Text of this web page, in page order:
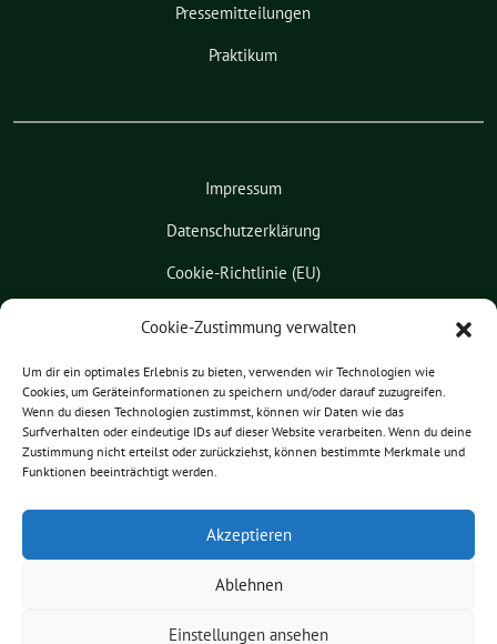
Cookie-Zustimmung verwalten
Um dir ein optimales Erlebnis zu bieten, verwenden wir Technologien wie
Cookies, um Geräteinformationen zu speichern und/oder darauf zuzugreifen.
Wenn du diesen Technologien zustimmst, können wir Daten wie das
Surfverhalten oder eindeutige IDs auf dieser Website verarbeiten. Wenn du deine
Zustimmung nicht erteilst oder zurückziehst, können bestimmte Merkmale und
Funktionen beeinträchtigt werden.
Akzeptieren
Ablehnen
Einstellungen ansehen
Pressemitteilungen
Praktikum
Impressum
Datenschutzerklärung
Cookie-Richtlinie (EU)
Pressemitteilungen
Praktikum
freie grüne Theme